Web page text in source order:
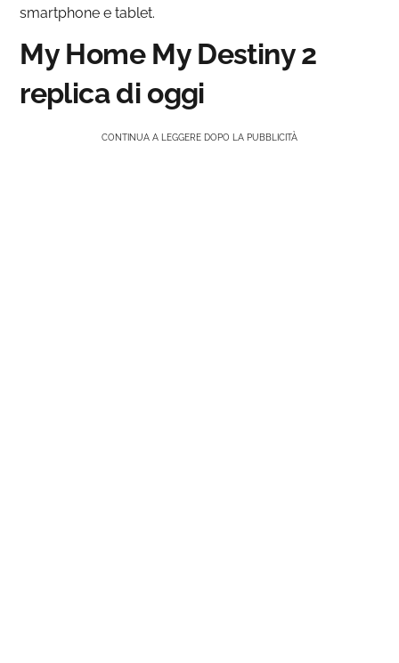
smartphone e tablet.
My Home My Destiny 2
replica di oggi
CONTINUA A LEGGERE DOPO LA PUBBLICITÀ